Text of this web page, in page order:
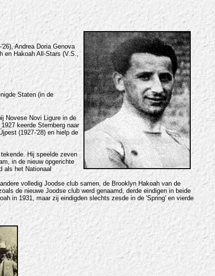
'26),Andrea DoriaGenova
en Hakoah All-Stars (V.S.,
Staten (in de
Novese Novi Ligurein de
keerde Sternberg naar
(1927-'28) en hielp de
Hij speelde zeven
in de nieuw opgerichte
als het Nationaal
volledig Joodse club samen, de Brooklyn Hakoah van de
de nieuwe Joodse club werd genaamd, derde eindigen in beide
in 1931, maar zij eindigden slechts zesde in de 'Spring' en vierde